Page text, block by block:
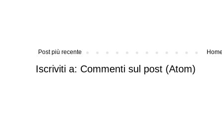
Post più recente
Iscriviti a: Commenti sul post (Atom)